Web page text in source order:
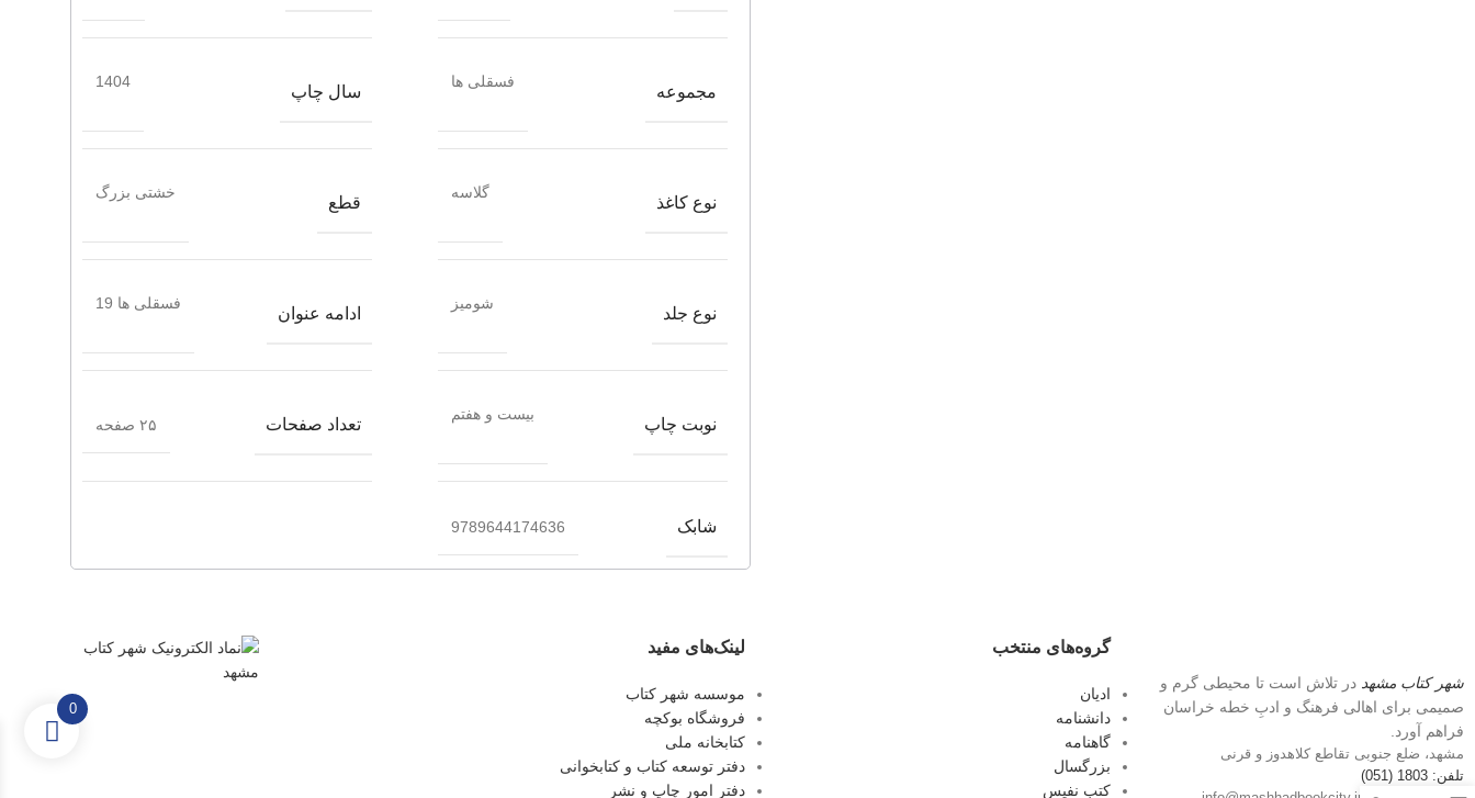
مجموعه
فسقلی ها
سال چاپ
1404
نوع کاغذ
گلاسه
قطع
خشتی بزرگ
نوع جلد
شومیز
ادامه عنوان
فسقلی ها 19
نوبت چاپ
بیست و هفتم
تعداد صفحات ۲۵ صفحه
شابک 9789644174636
شهر کتاب مشهد در تلاش است تا محیطی گرم و
صمیمی برای اهالی فرهنگ و ادبِ خطه خراسان
فراهم آورد.
مشهد، ضلع جنوبی تقاطع کلاهدوز و قرنی
تلفن: 1803 (051)
گروه‌های منتخب
ادیان
دانشنامه
گاهنامه
بزرگسال
کتب نفیس
لینک‌های مفید
موسسه شهر کتاب
فروشگاه بوکچه
کتابخانه ملی
دفتر توسعه کتاب و کتابخوانی
دفتر امور چاپ و نشر
0